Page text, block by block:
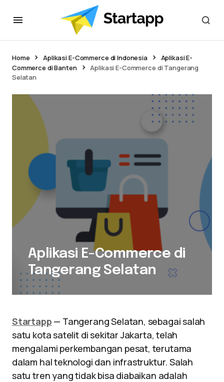
Home Aplikasi E-Commerce di Indonesia
Aplikasi E-
Commerce di Banten
Aplikasi E-Commerce di Tangerang
Selatan
Aplikasi E-Commerce di
Tangerang Selatan
Startapp — Tangerang Selatan, sebagai salah
satu kota satelit di sekitar Jakarta, telah
mengalami perkembangan pesat, terutama
dalam hal teknologi dan infrastruktur. Salah
satu tren yang tidak bisa diabaikan adalah